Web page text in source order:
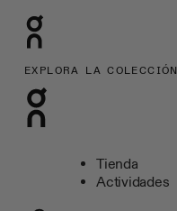
EXPLORA LA COLECCIÓN
Tienda
Actividades